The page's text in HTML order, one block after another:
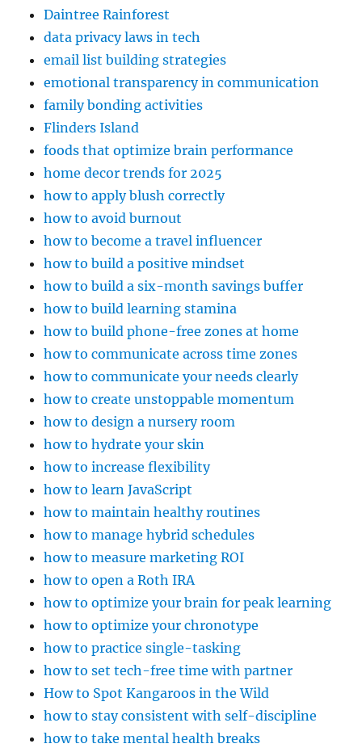
Daintree Rainforest
data privacy laws in tech
email list building strategies
emotional transparency in communication
family bonding activities
Flinders Island
foods that optimize brain performance
home decor trends for 2025
how to apply blush correctly
how to avoid burnout
how to become a travel influencer
how to build a positive mindset
how to build a six-month savings buffer
how to build learning stamina
how to build phone-free zones at home
how to communicate across time zones
how to communicate your needs clearly
how to create unstoppable momentum
how to design a nursery room
how to hydrate your skin
how to increase flexibility
how to learn JavaScript
how to maintain healthy routines
how to manage hybrid schedules
how to measure marketing ROI
how to open a Roth IRA
how to optimize your brain for peak learning
how to optimize your chronotype
how to practice single-tasking
how to set tech-free time with partner
How to Spot Kangaroos in the Wild
how to stay consistent with self-discipline
how to take mental health breaks